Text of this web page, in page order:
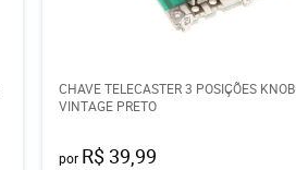
CHAVE TELECASTER 3 POSIÇÕES KNOB
VINTAGE PRETO
por R$ 39,99